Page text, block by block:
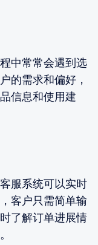
中常常会遇到选
的需求和偏好，
信息和使用建
服系统可以实时
客户只需简单输
了解订单进展情